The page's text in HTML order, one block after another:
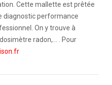
Cette mallette est prêtée
diagnostic performance
On y trouve à
radon,… . Pour